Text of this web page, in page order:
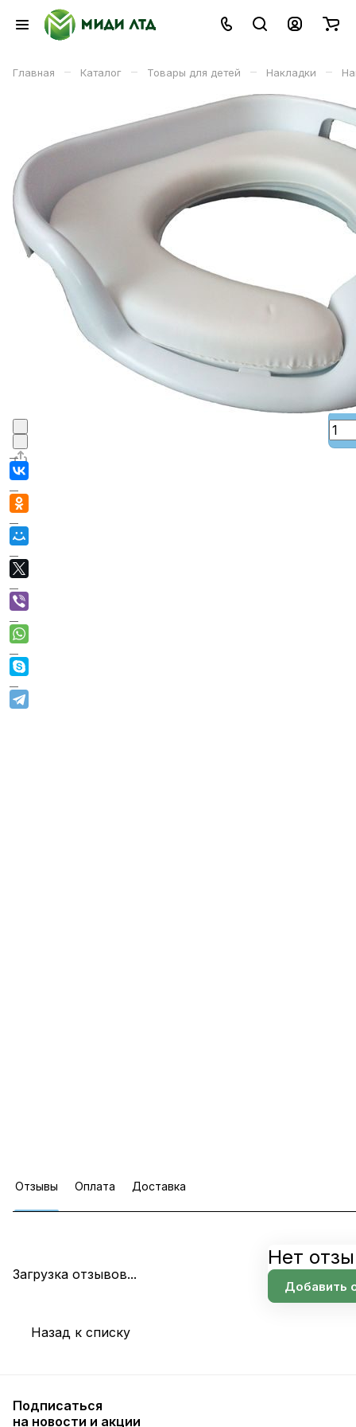
Главная – Каталог – Товары для детей – Накладки –
Отзывы Оплата Доставка
Загрузка отзывов...
Нет
Добавить
Назад к списку
Подписаться
на новости и акции